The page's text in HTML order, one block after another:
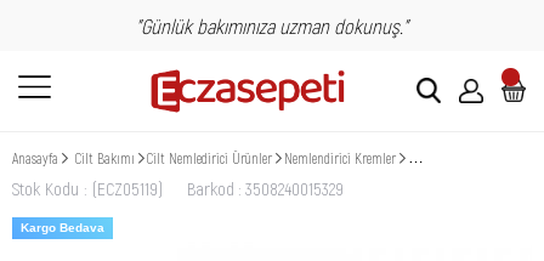
"Günlük bakımınıza uzman dokunuş."
Anasayfa Cilt Bakımı Cilt Nemledirici Ürünler Nemlendirici Kremler Lierac Hydragenist
Stok Kodu (ECZ05119) Barkod : 3508240015329
Kargo Bedava